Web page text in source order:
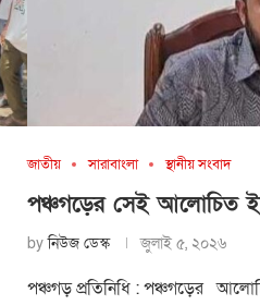
জাতীয় সারাবাংলা স্থানীয় সংবাদ
পঞ্চগড়ের সেই আলোচিত
byনিউজ ডেস্ক জুলাই ৫, ২০২৬
পঞ্চগড় প্রতিনিধি : ‎পঞ্চগড়ের